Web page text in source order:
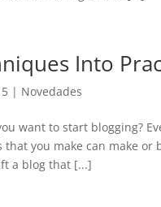
Into
| Novedades
want to start blogging?
you make can make or
a blog that [...]